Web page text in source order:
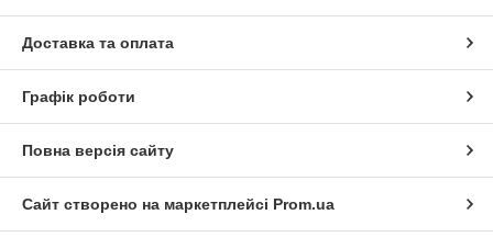
Доставка та оплата
Графік роботи
Повна версія сайту
Сайт створено на маркетплейсі Prom.ua